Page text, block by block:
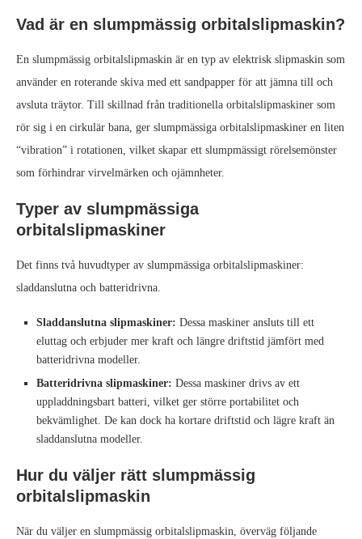
Vad är en slumpmässig orbitalslipmaskin?
En slumpmässig orbitalslipmaskin är en typ av elektrisk slipmaskin som
använder en roterande skiva med ett sandpapper för att jämna till och
avsluta träytor. Till skillnad från traditionella orbitalslipmaskiner som
rör sig i en cirkulär bana, ger slumpmässiga orbitalslipmaskiner en liten
“vibration” i rotationen, vilket skapar ett slumpmässigt rörelsemönster
som förhindrar virvelmärken och ojämnheter.
Typer av slumpmässiga
orbitalslipmaskiner
Det finns två huvudtyper av slumpmässiga orbitalslipmaskiner:
sladdanslutna och batteridrivna.
Sladdanslutna slipmaskiner: Dessa maskiner ansluts till ett
eluttag och erbjuder mer kraft och längre driftstid jämfört med
batteridrivna modeller.
Batteridrivna slipmaskiner: Dessa maskiner drivs av ett
uppladdningsbart batteri, vilket ger större portabilitet och
bekvämlighet. De kan dock ha kortare driftstid och lägre kraft än
sladdanslutna modeller.
Hur du väljer rätt slumpmässig
orbitalslipmaskin
När du väljer en slumpmässig orbitalslipmaskin, överväg följande